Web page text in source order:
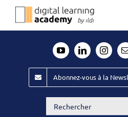
Passer
Évènements ILDI
Offres d’emploi
Abonnez-vous à la
Rechercher: